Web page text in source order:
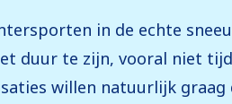
in de echte
duur te zijn, vooral niet
willen natuurlijk graag